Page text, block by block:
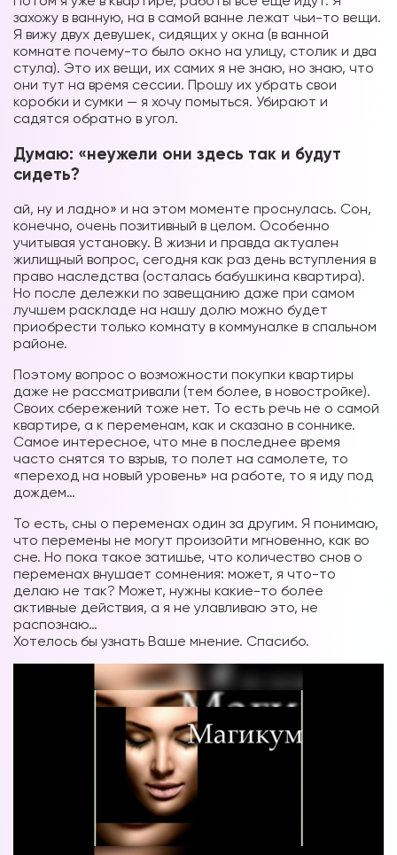
захожу в ванную, на в самой ванне лежат чьи-то вещи.
Я вижу двух девушек, сидящих у окна (в ванной
комнате почему-то было окно на улицу, столик и два
стула). Это их вещи, их самих я не знаю, но знаю, что
они тут на время сессии. Прошу их убрать свои
коробки и сумки — я хочу помыться. Убирают и
садятся обратно в угол.
Думаю: «неужели они здесь так и будут
сидеть?
ай, ну и ладно» и на этом моменте проснулась. Сон,
конечно, очень позитивный в целом. Особенно
учитывая установку. В жизни и правда актуален
жилищный вопрос, сегодня как раз день вступления в
право наследства (осталась бабушкина квартира).
Но после дележки по завещанию даже при самом
лучшем раскладе на нашу долю можно будет
приобрести только комнату в коммуналке в спальном
районе.
Поэтому вопрос о возможности покупки квартиры
даже не рассматривали (тем более, в новостройке).
Своих сбережений тоже нет. То есть речь не о самой
квартире, а к переменам, как и сказано в соннике.
Самое интересное, что мне в последнее время
часто снятся то взрыв, то полет на самолете, то
«переход на новый уровень» на работе, то я иду под
дождем…
То есть, сны о переменах один за другим. Я понимаю,
что перемены не могут произойти мгновенно, как во
сне. Но пока такое затишье, что количество снов о
переменах внушает сомнения: может, я что-то
делаю не так? Может, нужны какие-то более
активные действия, а я не улавливаю это, не
распознаю…
Хотелось бы узнать Ваше мнение. Спасибо.